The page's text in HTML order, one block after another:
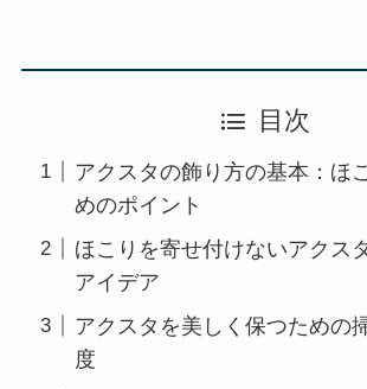
目次
アクスタの飾り方の基本：ほ
めのポイント
ほこりを寄せ付けないアクス
アイデア
アクスタを美しく保つための
度